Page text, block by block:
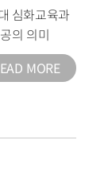
심화교육과
의 의미
MORE